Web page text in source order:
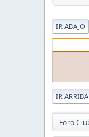
IR ABAJO
IR ARRIBA
Foro